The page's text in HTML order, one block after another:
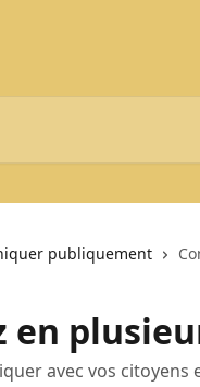
publiquement
en
avec vos citoyens